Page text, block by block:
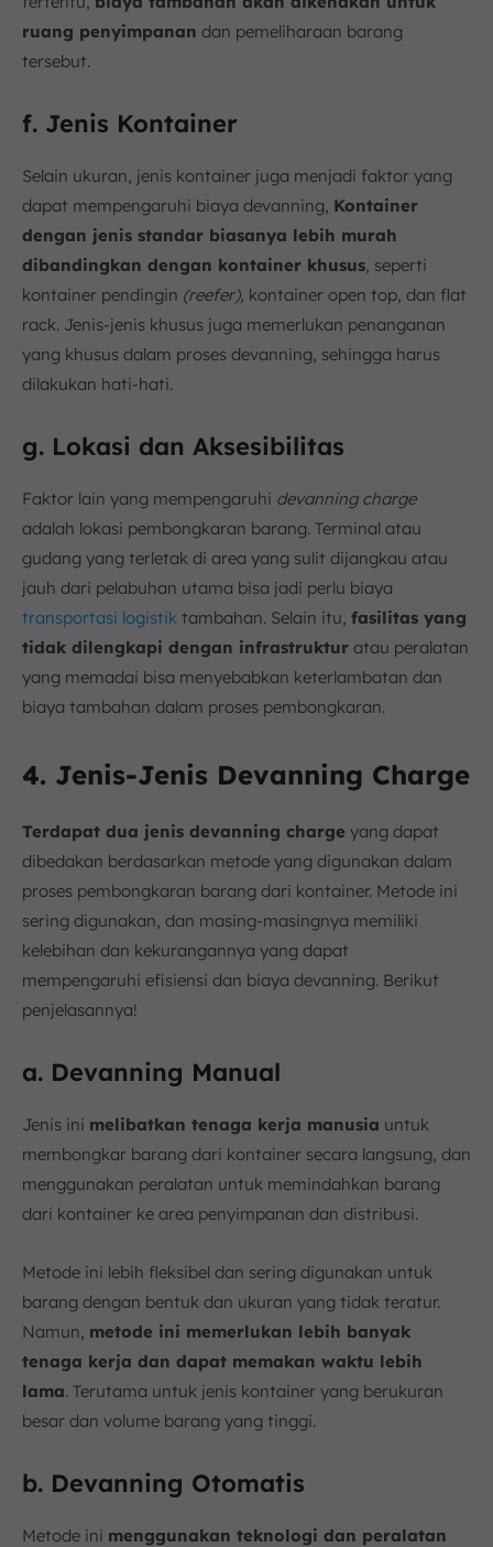
ruang penyimpanan dan pemeliharaan barang
tersebut.
f. Jenis Kontainer
Selain ukuran, jenis kontainer juga menjadi faktor yang
dapat mempengaruhi biaya devanning, Kontainer
dengan jenis standar biasanya lebih murah
dibandingkan dengan kontainer khusus , seperti
kontainer pendingin (reefer), kontainer open top, dan flat
rack. Jenis-jenis khusus juga memerlukan penanganan
yang khusus dalam proses devanning, sehingga harus
dilakukan hati-hati.
g. Lokasi dan Aksesibilitas
Faktor lain yang mempengaruhi devanning charge
adalah lokasi pembongkaran barang. Terminal atau
gudang yang terletak di area yang sulit dijangkau atau
jauh dari pelabuhan utama bisa jadi perlu biaya
transportasi logistik tambahan. Selain itu, fasilitas yang
tidak dilengkapi dengan infrastruktur atau peralatan
yang memadai bisa menyebabkan keterlambatan dan
biaya tambahan dalam proses pembongkaran.
4. Jenis-Jenis Devanning Charge
Terdapat dua jenis devanning charge yang dapat
dibedakan berdasarkan metode yang digunakan dalam
proses pembongkaran barang dari kontainer. Metode ini
sering digunakan, dan masing-masingnya memiliki
kelebihan dan kekurangannya yang dapat
mempengaruhi efisiensi dan biaya devanning. Berikut
penjelasannya!
a. Devanning Manual
Jenis ini melibatkan tenaga kerja manusia untuk
membongkar barang dari kontainer secara langsung, dan
menggunakan peralatan untuk memindahkan barang
dari kontainer ke area penyimpanan dan distribusi.
Metode ini lebih fleksibel dan sering digunakan untuk
barang dengan bentuk dan ukuran yang tidak teratur.
Namun, metode ini memerlukan lebih banyak
tenaga kerja dan dapat memakan waktu lebih
lama. Terutama untuk jenis kontainer yang berukuran
besar dan volume barang yang tinggi.
b. Devanning Otomatis
Metode ini menggunakan teknologi dan peralatan